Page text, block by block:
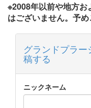
※2008年以前や地方お
はございません。予め
グランドプラ
稿する
ニックネーム